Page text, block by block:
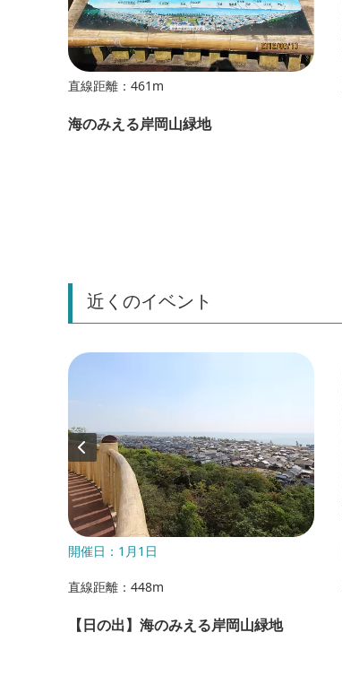
直線距離：461m
海のみえる岸岡山緑地
近くのイベント
開催日：1月1日
直線距離：448m
【日の出】海のみえる岸岡山緑地